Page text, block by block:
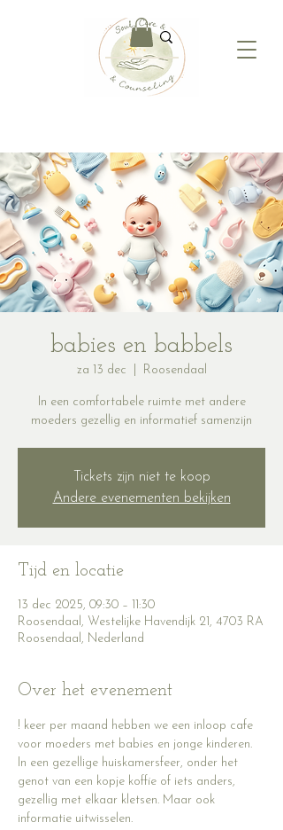
babies en babbels
za 13 dec Roosendaal
In een comfortabele ruimte met andere
moeders gezellig en informatief samenzijn
Tickets zijn niet te koop
Andere evenementen bekijken
Tijd en locatie
13 dec 2025, 09:30 – 11:30
Roosendaal, Westelijke Havendijk 21, 4703 RA
Roosendaal, Nederland
Over het evenement
! keer per maand hebben we een inloop cafe
voor moeders met babies en jonge kinderen.
In een gezellige huiskamersfeer, onder het
genot van een kopje koffie of iets anders,
gezellig met elkaar kletsen. Maar ook
informatie uitwisselen.